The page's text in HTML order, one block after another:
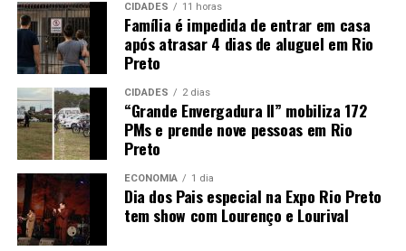
CIDADES 11 horas
Família é impedida de entrar em casa
após atrasar 4 dias de aluguel em Rio
Preto
CIDADES 2 dias
“Grande Envergadura II” mobiliza 172
PMs e prende nove pessoas em Rio
Preto
ECONOMIA 1 dia
Dia dos Pais especial na Expo Rio Preto
tem show com Lourenço e Lourival